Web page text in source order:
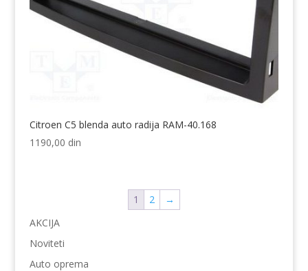
Citroen C5 blenda auto radija RAM-40.168
1190,00 din
1 2
→
AKCIJA
Noviteti
Auto oprema